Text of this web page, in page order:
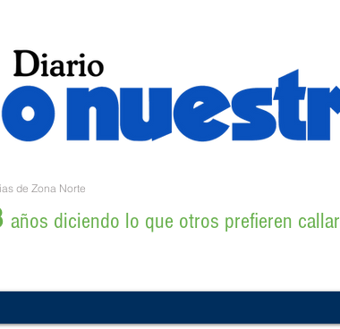
de Zona Norte
años diciendo lo que otros prefieren callar